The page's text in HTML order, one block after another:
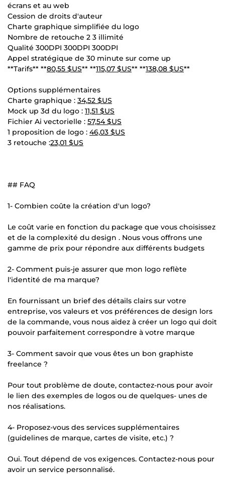
écrans et au web
Cession de droits d'auteur
Charte graphique simplifiée du logo
Nombre de retouche 2 3 illimité
Qualité 300DPI 300DPI 300DPI
Appel stratégique de 30 minute sur come up
**Tarifs** **80,55 $US** **115,07 $US** **138,08 $US**
Options supplémentaires
Charte graphique : 34,52 $US
Mock up 3d du logo : 11,51 $US
Fichier Ai vectorielle : 57,54 $US
1 proposition de logo : 46,03 $US
3 retouche :23,01 $US
## FAQ
1- Combien coûte la création d'un logo?
Le coût varie en fonction du package que vous choisissez
et de la complexité du design . Nous vous offrons une
gamme de prix pour répondre aux différents budgets
2- Comment puis-je assurer que mon logo reflète
l'identité de ma marque?
En fournissant un brief des détails clairs sur votre
entreprise, vos valeurs et vos préférences de design lors
de la commande, vous nous aidez à créer un logo qui doit
pouvoir parfaitement correspondre à votre marque
3- Comment savoir que vous êtes un bon graphiste
freelance ?
Pour tout problème de doute, contactez-nous pour avoir
le lien des exemples de logos ou de quelques- unes de
nos réalisations.
4- Proposez-vous des services supplémentaires
(guidelines de marque, cartes de visite, etc.) ?
Oui. Tout dépend de vos exigences. Contactez-nous pour
avoir un service personnalisé.